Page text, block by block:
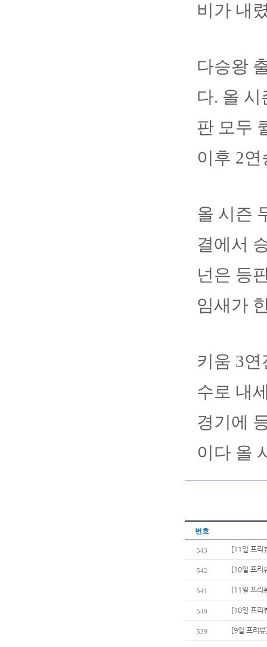
비가 내
다승왕
다. 올 시
판 모두
이후 2
올 시즌
결에서
넌은 등
임새가
키움 3
수로 내
경기에
이다 올
번호
543 [11일 프리
542 [10일 프리
541 [11일 프리
540 [10일 프리
539 [9일 프리